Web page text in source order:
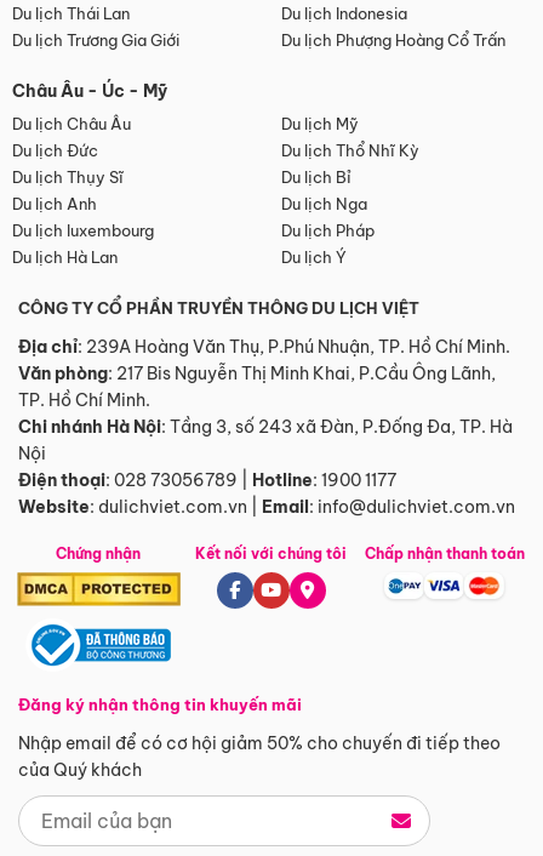
Du lịch Thái Lan
Du lịch Indonesia
Du lịch Trương Gia Giới
Du lịch Phượng Hoàng Cổ Trấn
Châu Âu - Úc - Mỹ
Du lịch Châu Âu
Du lịch Mỹ
Du lịch Đức
Du lịch Thổ Nhĩ Kỳ
Du lịch Thụy Sĩ
Du lịch Bỉ
Du lịch Anh
Du lịch Nga
Du lịch luxembourg
Du lịch Pháp
Du lịch Hà Lan
Du lịch Ý
CÔNG TY CỔ PHẦN TRUYỀN THÔNG DU LỊCH VIỆT
Địa chỉ: 239A Hoàng Văn Thụ, P.Phú Nhuận, TP. Hồ Chí Minh.
Văn phòng: 217 Bis Nguyễn Thị Minh Khai, P.Cầu Ông Lãnh,
TP. Hồ Chí Minh.
Chi nhánh Hà Nội: Tầng 3, số 243 xã Đàn, P.Đống Đa, TP. Hà
Nội
Điện thoại: 028 73056789 Hotline: 1900 1177
Website: dulichviet.com.vn Email: info@dulichviet.com.vn
Chứng nhận
Đăng ký nhận thông tin khuyến mãi
Nhập email để có cơ hội giảm 50% cho chuyến đi tiếp theo
của Quý khách
Kết nối với chúng tôi Chấp nhận thanh toán